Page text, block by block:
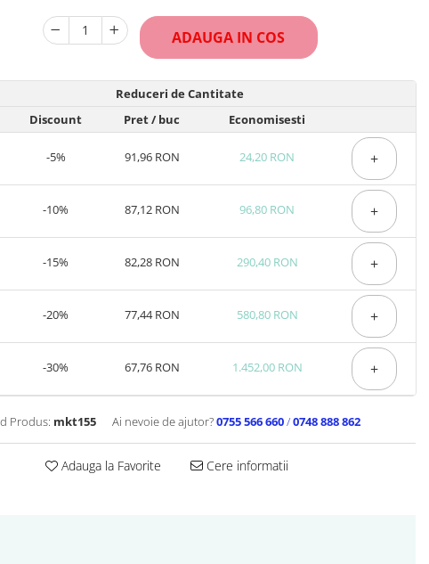
ADAUGA IN COS
Reduceri de Cantitate
Discount Pret/ buc Economisesti
-5% 91,96 RON 24,20 RON +
-10% 87,12 RON 96,80 RON +
-15% 82,28 RON 290,40 RON +
-20% 77,44 RON 580,80 RON +
-30% 67,76 RON 1.452,00 RON +
Produs: mkt155 Ai nevoie de ajutor?0755 566 660/0748 888 862
Adauga la Favorite Cere informatii